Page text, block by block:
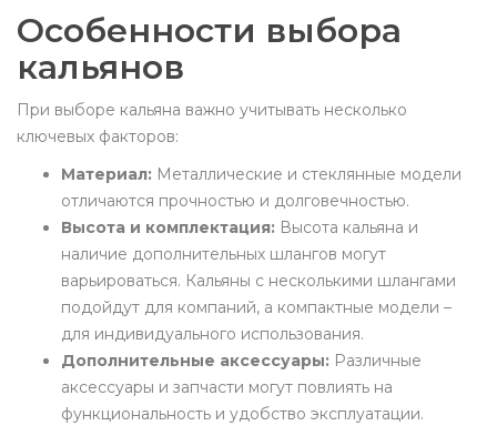
Особенности выбора
кальянов
При выборе кальяна важно учитывать несколько
ключевых факторов:
Материал: Металлические и стеклянные модели
отличаются прочностью и долговечностью.
Высота и комплектация: Высота кальяна и
наличие дополнительных шлангов могут
варьироваться. Кальяны с несколькими шлангами
подойдут для компаний, а компактные модели –
для индивидуального использования.
Дополнительные аксессуары: Различные
аксессуары и запчасти могут повлиять на
функциональность и удобство эксплуатации.